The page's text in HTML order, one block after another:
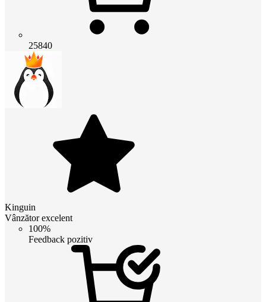
25840
Kinguin
Vânzător excelent
100%
Feedback pozitiv